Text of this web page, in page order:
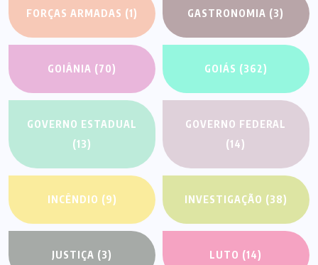
FORÇAS ARMADAS (1) GASTRONOMIA (3)
GOIÂNIA (70) GOIÁS (362)
GOVERNO ESTADUAL
(13)
GOVERNO FEDERAL
(14)
INCÊNDIO (9) INVESTIGAÇÃO (38)
JUSTIÇA (3) LUTO (14)